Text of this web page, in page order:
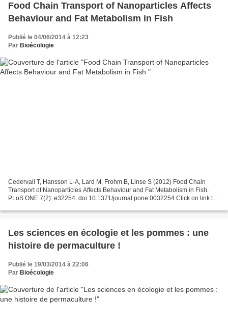
Food Chain Transport of Nanoparticles Affects
Behaviour and Fat Metabolism in Fish
Publié le 04/06/2014 à 12:23
Par Bioécologie
Cedervall T, Hansson L-A, Lard M, Frohm B, Linse S (2012) Food Chain
Transport of Nanoparticles Affects Behaviour and Fat Metabolism in Fish.
PLoS ONE 7(2): e32254. doi:10.1371/journal.pone.0032254 Click on link to
Les sciences en écologie et les pommes : une
histoire de permaculture !
Publié le 19/03/2014 à 22:06
Par Bioécologie